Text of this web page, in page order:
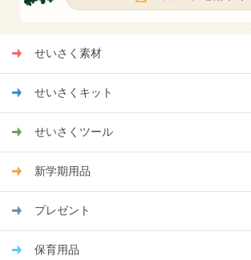
せいさく素材
せいさくキット
せいさくツール
新学期用品
プレゼント
保育用品